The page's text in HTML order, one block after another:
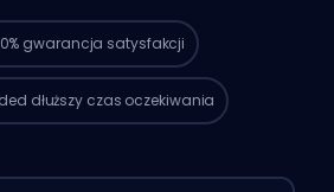
gwarancja satysfakcji
zamówieniu złożonym
dłuższy czas oczekiwania